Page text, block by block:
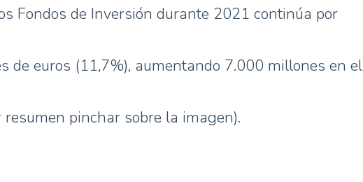
Fondos de Inversión durante 2021 continúa por
de euros (11,7%), aumentando 7.000 millones en el
pinchar sobre la imagen).